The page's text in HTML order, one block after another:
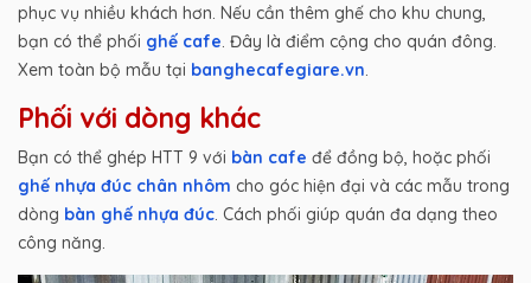
phục vụ nhiều khách hơn. Nếu cần thêm ghế cho khu chung,
bạn có thể phối ghế cafe . Đây là điểm cộng cho quán đông.
Xem toàn bộ mẫu tại banghecafegiare.vn
Phối với dòng khác
Bạn có thể ghép HTT 9 với bàn cafe để đồng bộ, hoặc phối
ghế nhựa đúc chân nhôm cho góc hiện đại và các mẫu trong
dòng bàn ghế nhựa đúc . Cách phối giúp quán đa dạng theo
công năng.